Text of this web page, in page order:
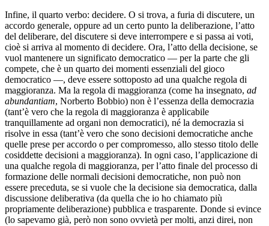
Infine, il quarto verbo: decidere. O si trova, a furia di discutere, un
accordo generale, oppure ad un certo punto la deliberazione, l’atto
del deliberare, del discutere si deve interrompere e si passa ai voti,
cioè si arriva al momento di decidere. Ora, l’atto della decisione, se
vuol mantenere un significato democratico — per la parte che gli
compete, che è un quarto dei momenti essenziali del gioco
democratico —, deve essere sottoposto ad una qualche regola di
maggioranza. Ma la regola di maggioranza (come ha insegnato, ad
abundantiam, Norberto Bobbio) non è l’essenza della democrazia
(tant’è vero che la regola di maggioranza è applicabile
tranquillamente ad organi non democratici), né la democrazia si
risolve in essa (tant’è vero che sono decisioni democratiche anche
quelle prese per accordo o per compromesso, allo stesso titolo delle
cosiddette decisioni a maggioranza). In ogni caso, l’applicazione di
una qualche regola di maggioranza, per l’atto finale del processo di
formazione delle normali decisioni democratiche, non può non
essere preceduta, se si vuole che la decisione sia democratica, dalla
discussione deliberativa (da quella che io ho chiamato più
propriamente deliberazione) pubblica e trasparente. Donde si evince
(lo sapevamo già, però non sono ovvietà per molti, anzi direi, non